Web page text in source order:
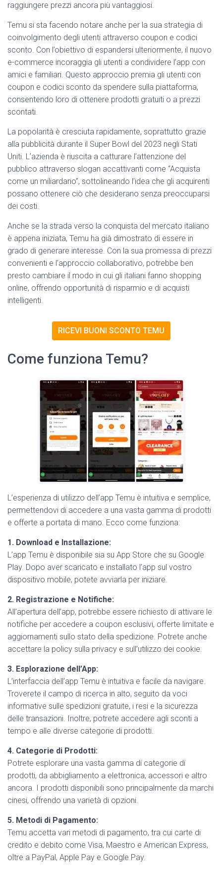
raggiungere prezzi ancora più vantaggiosi.
Temu si sta facendo notare anche per la sua strategia di
coinvolgimento degli utenti attraverso coupon e codici
sconto. Con l’obiettivo di espandersi ulteriormente, il nuovo
e-commerce incoraggia gli utenti a condividere l’app con
amici e familiari. Questo approccio premia gli utenti con
coupon e codici sconto da spendere sulla piattaforma,
consentendo loro di ottenere prodotti gratuiti o a prezzi
scontati.
La popolarità è cresciuta rapidamente, soprattutto grazie
alla pubblicità durante il Super Bowl del 2023 negli Stati
Uniti. L’azienda è riuscita a catturare l’attenzione del
pubblico attraverso slogan accattivanti come “Acquista
come un miliardario”, sottolineando l’idea che gli acquirenti
possano ottenere ciò che desiderano senza preoccuparsi
dei costi.
Anche se la strada verso la conquista del mercato italiano
è appena iniziata, Temu ha già dimostrato di essere in
grado di generare interesse. Con la sua promessa di prezzi
convenienti e l’approccio collaborativo, potrebbe ben
presto cambiare il modo in cui gli italiani fanno shopping
online, offrendo opportunità di risparmio e di acquisti
intelligenti.
RICEVI BUONI SCONTO TEMU
Come funziona Temu?
L’esperienza di utilizzo dell’app Temu è intuitiva e semplice,
permettendovi di accedere a una vasta gamma di prodotti
e offerte a portata di mano. Ecco come funziona:
1. Download e Installazione:
L’app Temu è disponibile sia su App Store che su Google
Play. Dopo aver scaricato e installato l’app sul vostro
dispositivo mobile, potete avviarla per iniziare.
2. Registrazione e Notifiche:
All’apertura dell’app, potrebbe essere richiesto di attivare le
notifiche per accedere a coupon esclusivi, offerte limitate e
aggiornamenti sullo stato della spedizione. Potrete anche
accettare la policy sulla privacy e sull’utilizzo dei cookie.
3. Esplorazione dell’App:
L’interfaccia dell’app Temu è intuitiva e facile da navigare.
Troverete il campo di ricerca in alto, seguito da voci
informative sulle spedizioni gratuite, i resi e la sicurezza
delle transazioni. Inoltre, potrete accedere agli sconti a
tempo e alle diverse categorie di prodotti.
4. Categorie di Prodotti:
Potrete esplorare una vasta gamma di categorie di
prodotti, da abbigliamento a elettronica, accessori e altro
ancora. I prodotti disponibili sono principalmente da marchi
cinesi, offrendo una varietà di opzioni.
5. Metodi di Pagamento:
Temu accetta vari metodi di pagamento, tra cui carte di
credito e debito come Visa, Maestro e American Express,
oltre a PayPal, Apple Pay e Google Pay.